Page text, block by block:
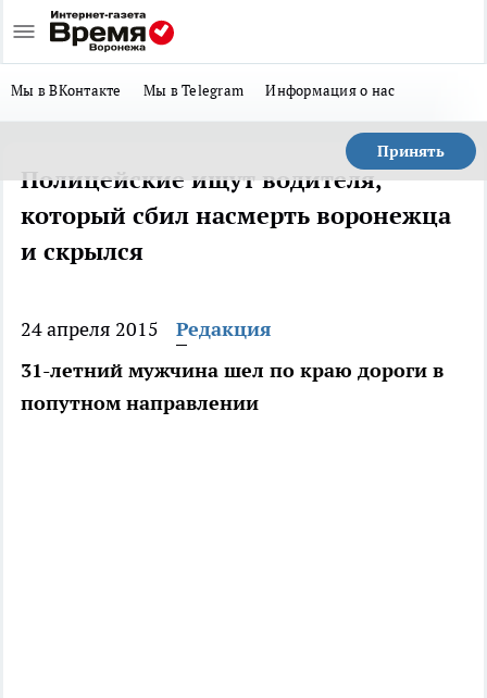
Мы в ВКонтакте Мы в Telegram Информация о нас
Принять
Полицейские ищут водителя,
который сбил насмерть воронежца
и скрылся
24 апреля 2015
Редакция
31-летний мужчина шел по краю дороги в
попутном направлении